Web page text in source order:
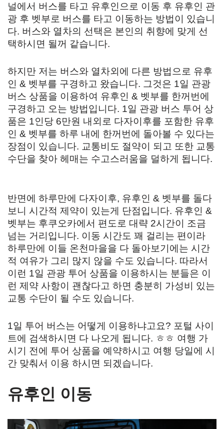
널에서 버스를 타고 유후인으로 이동 후 유후인 관
광 후 벳부로 버스를 타고 이동하는 방법이 있습니
다. 버스와 열차의 선택은 본인의 취향에 맞게 선
택하시면 될꺼 같습니다.
하지만 저는 버스와 열차외에 다른 방법으로 유후
인 & 벳부를 구경하고 왔습니다. 그것은 1일 관광
버스 상품을 이용하여 유후인 & 벳부를 한꺼번에
구경하고 오는 방법입니다. 1일 관광 버스 투어 상
품은 1인당 6만원 내외로 다자이후를 포함한 유후
인 & 벳부를 하루 내에 한꺼번에 돌아볼 수 있다는
장점이 있습니다. 교통비도 절약이 되고 또한 교통
수단을 찾아 헤매는 수고스러움을 덜하게 됩니다.
반면에 하루만에 다자이후, 유후인 & 벳부를 돌다
보니 시간적 제약이 있는게 단점입니다. 유후인 &
벳부는 후쿠오카에서 편도로 대략 2시간이 조금
넘는 거리입니다. 이동 시간도 꽤 걸리는 편이라
하루만에 이들 온천마을을 다 돌아보기에는 시간
적 여유가 그리 많지 않을 수도 있습니다. 따라서
이런 1일 관광 투어 상품을 이용하시는 분들은 이
런 제약 사항이 괜찮다고 하면 충분히 가성비 있는
교통 수단이 될 수도 있습니다.
1일 투어 버스는 어떻게 이용하냐고요? 포털 사이
트에 검색하시면 다 나오게 됩니다. ㅎㅎ 여행 가
시기 전에 투어 상품을 예약하시고 여행 당일에 시
간 맞춰서 이용 하시면 되겠습니다.
유후인 이동